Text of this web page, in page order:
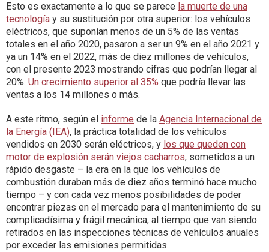
Esto es exactamente a lo que se parece la muerte de una
tecnología y su sustitución por otra superior: los vehículos
eléctricos, que suponían menos de un 5% de las ventas
totales en el año 2020, pasaron a ser un 9% en el año 2021 y
ya un 14% en el 2022, más de diez millones de vehículos,
con el presente 2023 mostrando cifras que podrían llegar al
20%. Un crecimiento superior al 35% que podría llevar las
ventas a los 14 millones o más.
A este ritmo, según el informe de la Agencia Internacional de
la Energía (IEA), la práctica totalidad de los vehículos
vendidos en 2030 serán eléctricos, y los que queden con
motor de explosión serán viejos cacharros, sometidos a un
rápido desgaste – la era en la que los vehículos de
combustión duraban más de diez años terminó hace mucho
tiempo – y con cada vez menos posibilidades de poder
encontrar piezas en el mercado para el mantenimiento de su
complicadísima y frágil mecánica, al tiempo que van siendo
retirados en las inspecciones técnicas de vehículos anuales
por exceder las emisiones permitidas.